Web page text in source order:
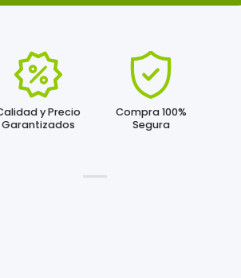
y Precio
Garantizados
Compra 100%
Segura